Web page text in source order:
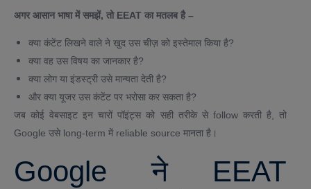
अगर आसान भाषा में समझें, तो EEAT का मतलब है –
क्या कंटेंट लिखने वाले ने खुद उस चीज़ को इस्तेमाल किया है?
क्या वह उस विषय का जानकार है?
क्या लोग या इंडस्ट्री उसे मान्यता देती है?
और क्या यूजर उस कंटेंट पर भरोसा कर सकता है?
जब कोई वेबसाइट इन चारों पॉइंट्स को सही तरीके से follow करती है, तो
Google उसे long-term में reliable source मानता है।
Google ने EEAT